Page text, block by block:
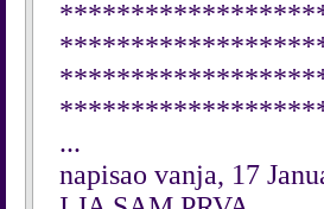
...
napisao vanja, 17